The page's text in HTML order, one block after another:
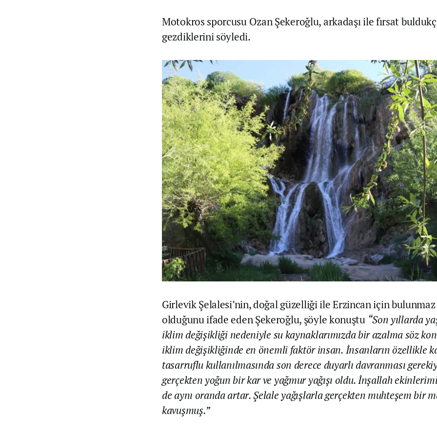
Motokros sporcusu Ozan Şekeroğlu, arkadaşı ile fırsat
gezdiklerini söyledi.
Girlevik Şelalesi’nin, doğal güzelliği ile Erzincan için
olduğunu ifade eden Şekeroğlu, şöyle konuştu “Son yıllarda
iklim değişikliği nedeniyle su kaynaklarımızda bir azalma söz
iklim değişikliğinde en önemli faktör insan. İnsanların özellikle
tasarruflu kullanılmasında son derece duyarlı davranması
gerçekten yoğun bir kar ve yağmur yağışı oldu. İnşallah
de aynı oranda artar. Şelale yağışlarla gerçekten muhteşem bir
kavuşmuş.”